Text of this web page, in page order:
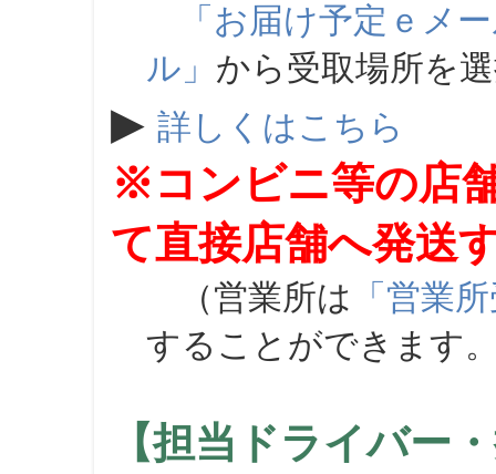
「お届け予定ｅメ
ル」 から受取場所を
▶ 詳しくはこちら
※コンビニ等の店
て直接店舗へ発送
（営業所は 「営業
することができます
【担当ドライバー